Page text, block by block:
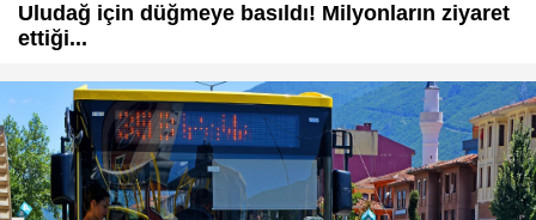
Uludağ için düğmeye basıldı! Milyonların ziyaret
ettiği...